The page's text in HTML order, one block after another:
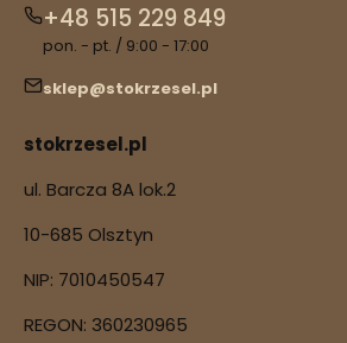
+48 515 229 849
pon. - pt. / 9:00 - 17:00
sklep@stokrzesel.pl
stokrzesel.pl
ul. Barcza 8A lok.2
10-685 Olsztyn
NIP: 7010450547
REGON: 360230965